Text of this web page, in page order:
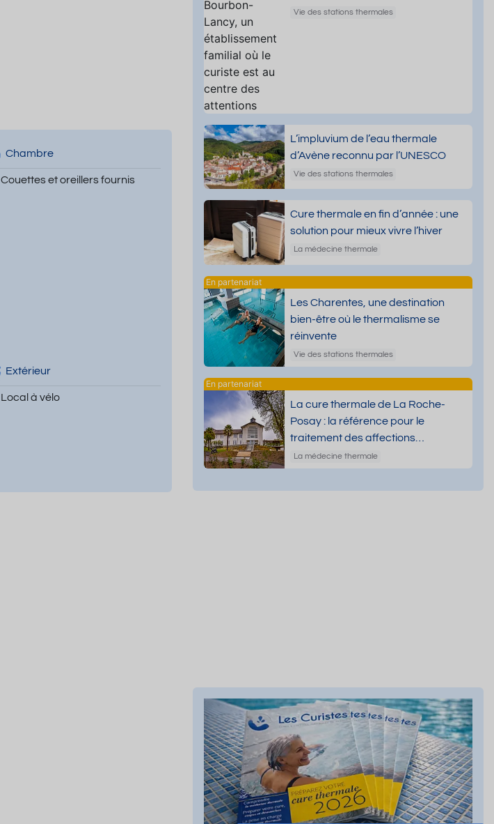
Chambre
Couettes et oreillers fournis
Extérieur
Local à vélo
Vie des stations thermales
L’impluvium de l’eau thermale
d’Avène reconnu par l’UNESCO
Vie des stations thermales
Cure thermale en fin d’année : une
solution pour mieux vivre l’hiver
La médecine thermale
Les Charentes, une destination
bien-être où le thermalisme se
réinvente
Vie des stations thermales
La cure thermale de La Roche-
Posay : la référence pour le
traitement des affections
dermatologiques
La médecine thermale